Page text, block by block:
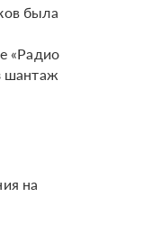
была
«Радио
шантаж
на